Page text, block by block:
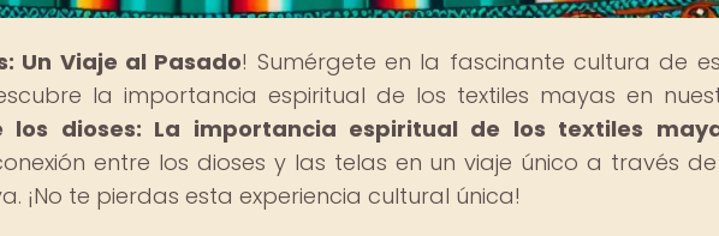
Un Viaje al Pasado! Sumérgete en la fascinante cultura de
la importancia espiritual de los textiles mayas en
los dioses: La importancia espiritual de los textiles
entre los dioses y las telas en un viaje único a través
¡No te pierdas esta experiencia cultural única!